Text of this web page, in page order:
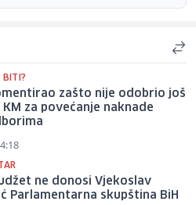
BITI?
zašto nije odobrio još
za povećanje naknade
ne donosi Vjekoslav
Parlamentarna skupština BiH